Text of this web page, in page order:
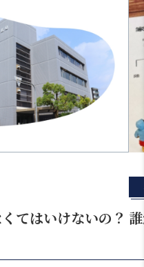
てはいけないの？